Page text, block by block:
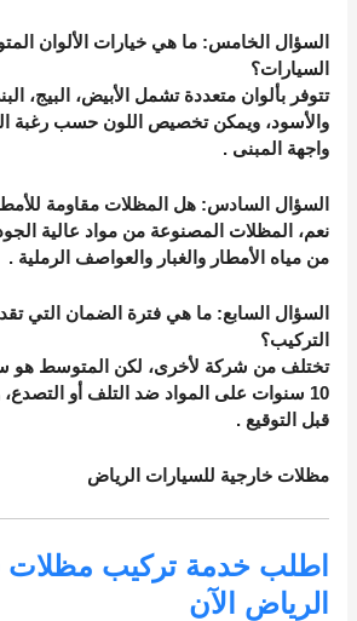
السؤال الخامس: ما هي خيارات الألوان
السيارات؟
تتوفر بألوان متعددة تشمل الأبيض، البيج،
والأسود، ويمكن تخصيص اللون حسب رغبة
واجهة المبنى.
السؤال السادس: هل المظلات مقاومة
نعم، المظلات المصنوعة من مواد عالية
من مياه الأمطار والغبار والعواصف الرملية.
السؤال السابع: ما هي فترة الضمان التي
التركيب؟
10 سنوات على المواد ضد التلف أو
قبل التوقيع.
مظلات خارجية للسيارات الرياض
اطلب خدمة تركيب
الرياض الآن